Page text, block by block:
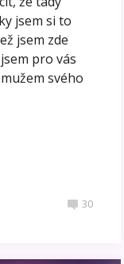
jsem si to
jsem zde
pro vás
svého
30